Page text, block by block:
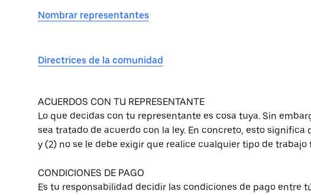
Nombrar representantes
Directrices de la comunidad
ACUERDOS CON TU REPRESENTANTE
Lo que decidas con tu representante es cosa tuya. Sin
sea tratado de acuerdo con la ley. En concreto, esto significa
y (2) no se le debe exigir que realice cualquier tipo de trabajo
CONDICIONES DE PAGO
Es tu responsabilidad decidir las condiciones de pago entre